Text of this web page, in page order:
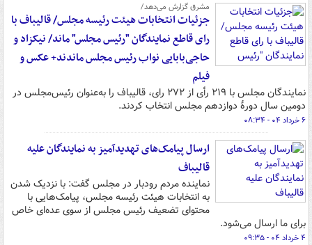
مشرق گزارش می‌دهد/
جزئیات انتخابات هیئت رئیسه مجلس/ قالیباف با
رای قاطع نمایندگان "رئیس مجلس" ماند/ نیکزاد و
حاجی‌بابایی نواب رئیس مجلس ماندند+ عکس و
فیلم
نمایندگان مجلس با ۲۱۹ رأی از ۲۷۲ رای، قالیباف را به‌عنوان رئیس‌مجلس در
دومین سال دورۀ دوازدهم مجلس انتخاب کردند.
۶ خرداد ۰۴ - ۰۸:۳۴
ارسال پیامک‌های تهدیدآمیز به نمایندگان علیه
قالیباف
نماینده مردم رودبار در مجلس گفت: با نزدیک شدن
به انتخابات هیئت رئیسه مجلس، پیامک‌هایی با
محتوای تضعیف رئیس مجلس از سوی عده‌ای خاص
برای ما ارسال می‌شود.
۴ خرداد ۰۴ - ۰۹:۳۵